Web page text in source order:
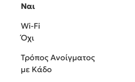
Ναι
Wi-Fi
Όχι
Τρόπος Ανοίγματος
με Κάδο